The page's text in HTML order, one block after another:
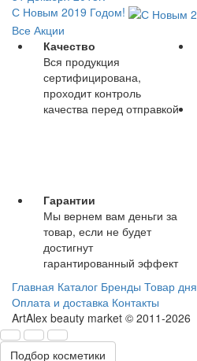
С Новым 2019 Годом!
Все Акции
Качество
Вся продукция
сертифицирована,
проходит контроль
качества перед отправкой
Гарантии
Мы вернем вам деньги за
товар, если не будет
достигнут
гарантированный эффект
Главная Каталог Бренды Товар дня
Оплата и доставка Контакты
ArtAlex beauty market © 2011-2026
Подбор косметики